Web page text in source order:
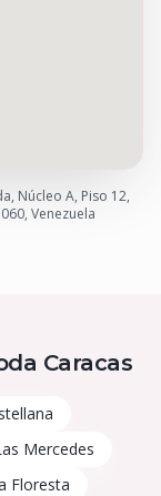
Núcleo A, Piso 12,
Venezuela
Caracas
Mercedes
Floresta